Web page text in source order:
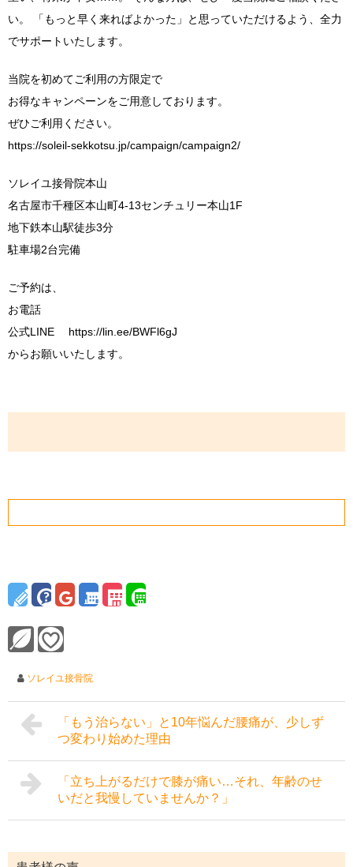
い。 「もっと早く来ればよかった」と思っていただけるよう、全力
でサポートいたします。
当院を初めてご利用の方限定で
お得なキャンペーンをご用意しております。
ぜひご利用ください。
https://soleil-sekkotsu.jp/campaign/campaign2/
ソレイユ接骨院本山
名古屋市千種区本山町4-13センチュリー本山1F
地下鉄本山駅徒歩3分
駐車場2台完備
ご予約は、
お電話
公式LINE https://lin.ee/BWFl6gJ
からお願いいたします。
ソレイユ接骨院
「もう治らない」と10年悩んだ腰痛が、少しず
つ変わり始めた理由
「立ち上がるだけで膝が痛い…それ、年齢のせ
いだと我慢していませんか？」